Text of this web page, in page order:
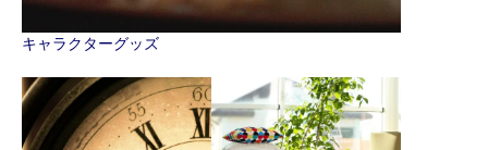
キャラクターグッズ